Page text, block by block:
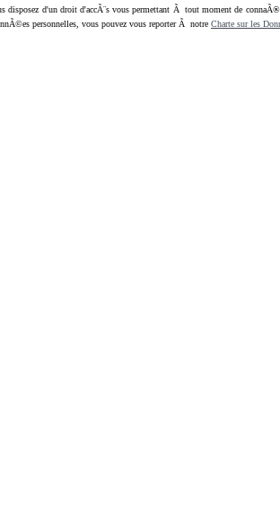
d'un droit d'accÃ¨s vous permettant Ã tout moment de
personnelles, vous pouvez vous reporter Ã notre Charte sur les